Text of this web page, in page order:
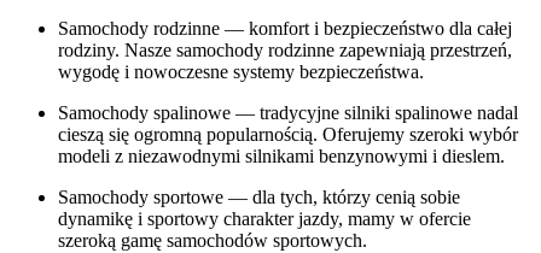
Samochody rodzinne — komfort i bezpieczeństwo dla całej
rodziny. Nasze samochody rodzinne zapewniają przestrzeń,
wygodę i nowoczesne systemy bezpieczeństwa.
Samochody spalinowe — tradycyjne silniki spalinowe nadal
cieszą się ogromną popularnością. Oferujemy szeroki wybór
modeli z niezawodnymi silnikami benzynowymi i dieslem.
Samochody sportowe — dla tych, którzy cenią sobie
dynamikę i sportowy charakter jazdy, mamy w ofercie
szeroką gamę samochodów sportowych.